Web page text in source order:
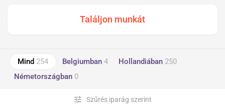
Mind 254 Belgiumban 4 Hollandiában 250
Németországban 0
Szűrés iparág szerint
tune